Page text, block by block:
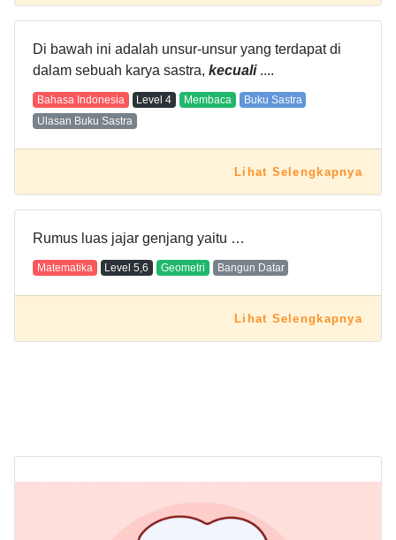
Di bawah ini adalah unsur-unsur yang terdapat di
dalam sebuah karya sastra, kecuali....
Bahasa Indonesia Level 4 Membaca
Buku Sastra
Ulasan Buku Sastra
Lihat Selengkapnya
Rumus luas jajar genjang yaitu …
Matematika Level 5,6 Geometri Bangun Datar
Lihat Selengkapnya